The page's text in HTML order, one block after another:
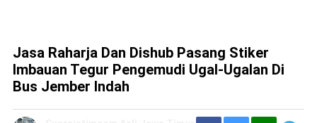
Jasa Raharja Dan Dishub Pasang Stiker
Imbauan Tegur Pengemudi Ugal-Ugalan Di
Bus Jember Indah